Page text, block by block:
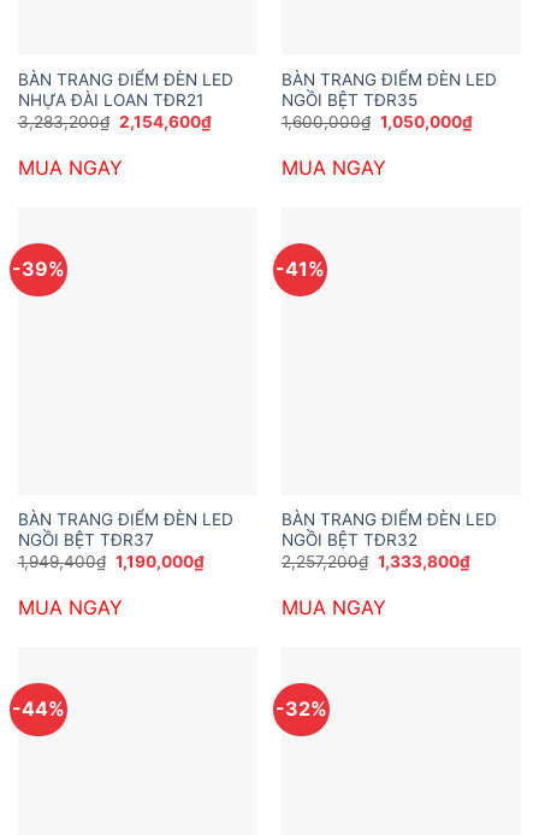
BÀN TRANG ĐIỂM ĐÈN LED
NHỰA ĐÀI LOAN TĐR21
3,283,200₫ Giá
gốc
3,283,200₫.
2,154,600₫Giá
hiện
MUA NGAY
BÀN TRANG ĐIỂM ĐÈN LED
NGỒI BỆT TĐR35
1,600,000₫ Giá
gốc
1,600,000₫.
1,050,000₫Giá
hiện
MUA NGAY
-39%
BÀN TRANG ĐIỂM ĐÈN LED
NGỒI BỆT TĐR37
1,949,400₫ Giá
gốc
1,949,400₫.
1,190,000₫Giá
hiện
MUA NGAY
-41%
BÀN TRANG ĐIỂM ĐÈN LED
NGỒI BỆT TĐR32
2,257,200₫ Giá
gốc
2,257,200₫.
1,333,800₫Giá
hiện
MUA NGAY
-44% -32%